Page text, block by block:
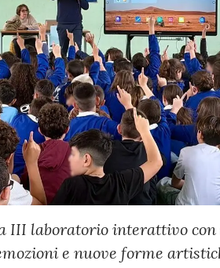
III laboratorio interattivo
e nuove forme